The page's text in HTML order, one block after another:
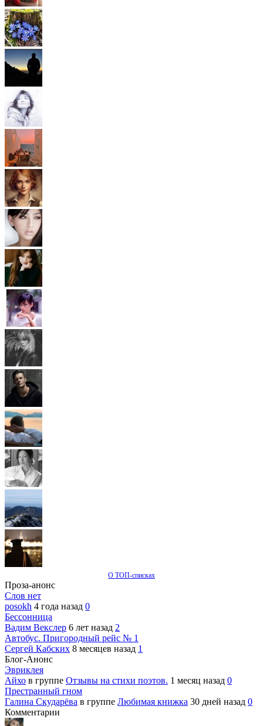
О ТОП-списках
Проза-анонс
Слов нет
posokh 4 года назад 0
Бессонница
Вадим Векслер 6 лет назад 2
Автобус. Пригородный рейс № 1
Сергей Кабских 8 месяцев назад 1
Блог-Анонс
Эвриклея
Айхо в группе Отзывы на стихи поэтов. 1 месяц назад 0
Престранный гном
Галина Скударёва в группе Любимая книжка 30 дней назад 0
Комментарии